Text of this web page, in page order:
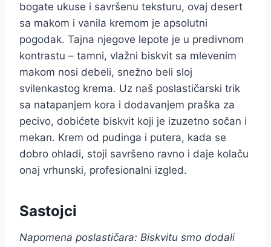
bogate ukuse i savršenu teksturu, ovaj desert
sa makom i vanila kremom je apsolutni
pogodak. Tajna njegove lepote je u predivnom
kontrastu – tamni, vlažni biskvit sa mlevenim
makom nosi debeli, snežno beli sloj
svilenkastog krema. Uz naš poslastičarski trik
sa natapanjem kora i dodavanjem praška za
pecivo, dobićete biskvit koji je izuzetno sočan i
mekan. Krem od pudinga i putera, kada se
dobro ohladi, stoji savršeno ravno i daje kolaču
onaj vrhunski, profesionalni izgled.
Sastojci
Napomena poslastičara: Biskvitu smo dodali